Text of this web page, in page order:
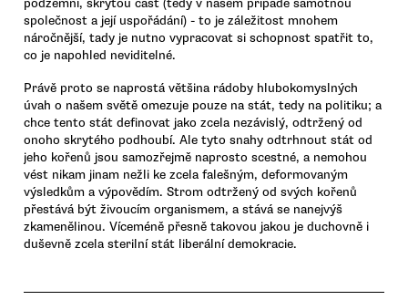
společnost a její uspořádání) - to je záležitost mnohem
náročnější, tady je nutno vypracovat si schopnost spatřit to,
co je napohled neviditelné.
Právě proto se naprostá většina rádoby hlubokomyslných
úvah o našem světě omezuje pouze na stát, tedy na politiku; a
chce tento stát definovat jako zcela nezávislý, odtržený od
onoho skrytého podhoubí. Ale tyto snahy odtrhnout stát od
jeho kořenů jsou samozřejmě naprosto scestné, a nemohou
vést nikam jinam nežli ke zcela falešným, deformovaným
výsledkům a výpovědím. Strom odtržený od svých kořenů
přestává být živoucím organismem, a stává se nanejvýš
zkamenělinou. Víceméně přesně takovou jakou je duchovně i
duševně zcela sterilní stát liberální demokracie.